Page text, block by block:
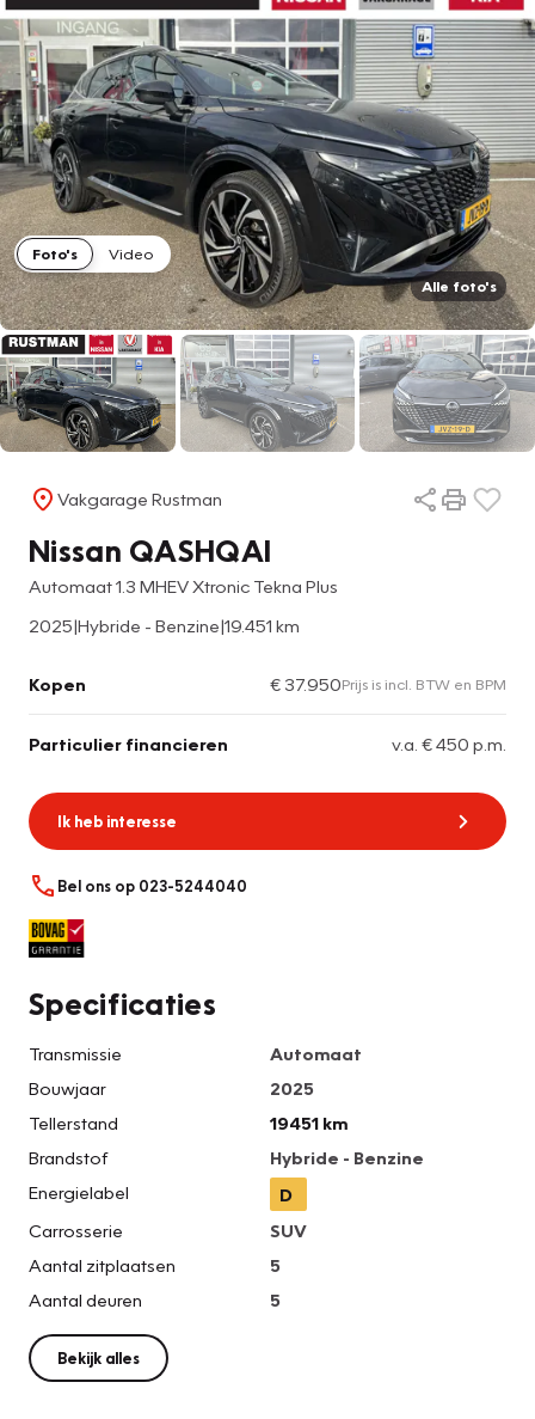
Foto's
Video
Alle foto's
Vakgarage Rustman
Nissan QASHQAI
Automaat 1.3 MHEV Xtronic Tekna Plus
2025|Hybride - Benzine|19.451 km
Kopen € 37.950Prijs is incl. BTW en BPM
Particulier financieren v.a. € 450 p.m.
Ik heb interesse
Bel ons op 023-5244040
Specificaties
Transmissie
Automaat
Bouwjaar
2025
Tellerstand
19451 km
Brandstof
Hybride - Benzine
Energielabel
D
Carrosserie
SUV
Aantal zitplaatsen
5
Aantal deuren
5
Bekijk alles